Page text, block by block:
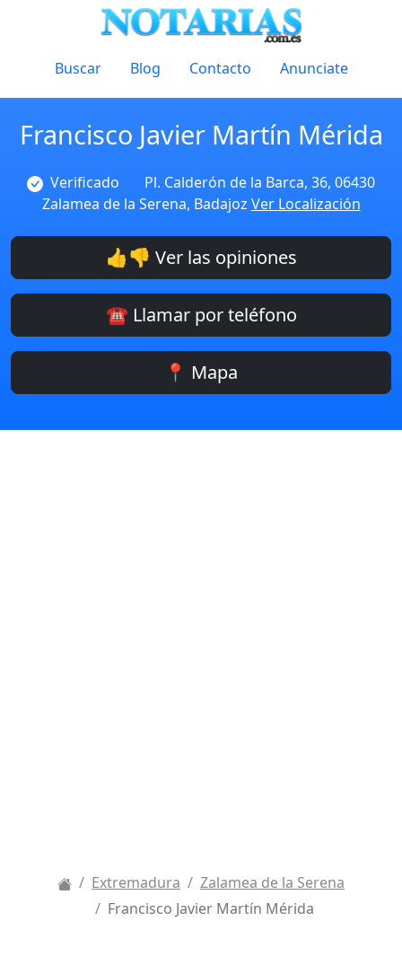
Buscar Blog Contacto Anunciate
Francisco Javier Martín Mérida
Verificado
Pl. Calderón de la Barca, 36, 06430
Zalamea de la Serena, Badajoz Ver Localización
👍👎 Ver las opiniones
☎️ Llamar por teléfono
📍 Mapa
Extremadura
Zalamea de la Serena
Francisco Javier Martín Mérida